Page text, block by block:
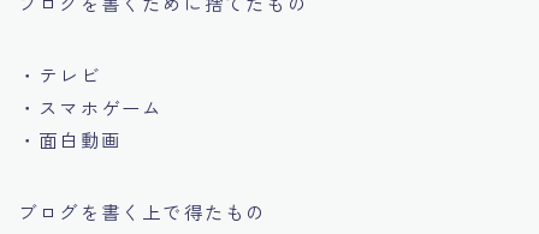
・テレビ
・スマホゲーム
・面白動画
ブログを書く上で得たもの